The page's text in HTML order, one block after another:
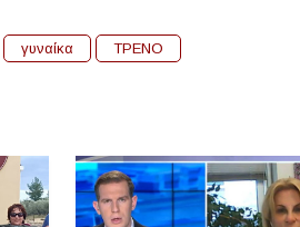
γυναίκα ΤΡΕΝΟ